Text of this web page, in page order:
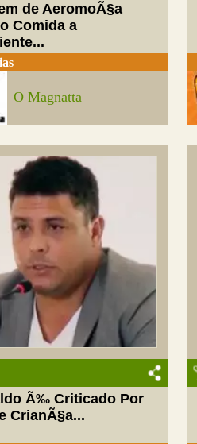
de AeromoÃ§a
Comida a
O Magnatta
Ã‰ Criticado Por
CrianÃ§a...